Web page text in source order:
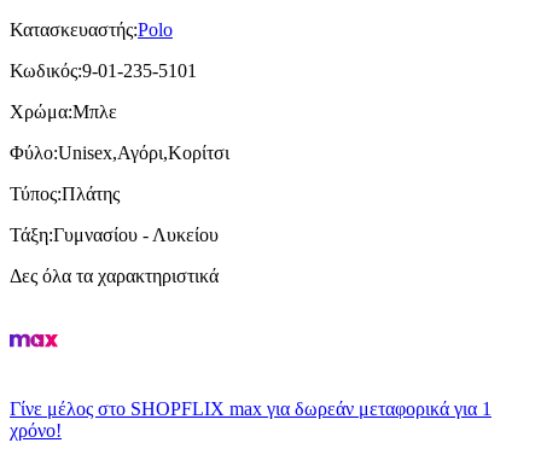
Κατασκευαστής:Polo
Κωδικός:9-01-235-5101
Χρώμα:Μπλε
Φύλο:Unisex,Αγόρι,Κορίτσι
Τύπος:Πλάτης
Τάξη:Γυμνασίου - Λυκείου
Δες όλα τα χαρακτηριστικά
Γίνε μέλος στο SHOPFLIX max για δωρεάν μεταφορικά για 1
χρόνο!